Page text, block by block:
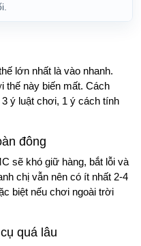
lớn nhất là vào nhanh.
thế này biến mất. Cách
ý luật chơi, 1 ý cách tính
đông
sẽ khó giữ hàng, bắt lỗi và
chị vẫn nên có ít nhất 2-4
biệt nếu chơi ngoài trời
quá lâu